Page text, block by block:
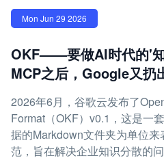
Mon Jun 29 2026
OKF——要做AI时代的'
MCP之后，Google又扔
2026年6月，谷歌云发布了
Format（OKF）v0.1，这是一
据的Markdown文件夹为单位
范，旨在解决企业知识分散的问